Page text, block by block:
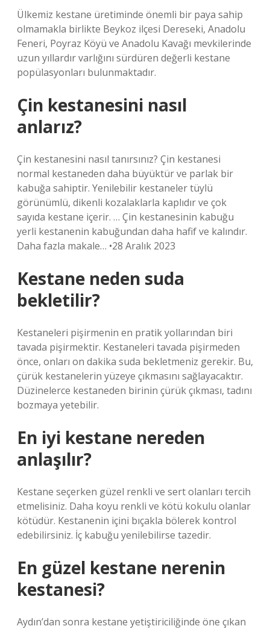
Ülkemiz kestane üretiminde önemli bir paya sahip
olmamakla birlikte Beykoz ilçesi Dereseki, Anadolu
Feneri, Poyraz Köyü ve Anadolu Kavağı mevkilerinde
uzun yıllardır varlığını sürdüren değerli kestane
popülasyonları bulunmaktadır.
Çin kestanesini nasıl
anlarız?
Çin kestanesini nasıl tanırsınız? Çin kestanesi
normal kestaneden daha büyüktür ve parlak bir
kabuğa sahiptir. Yenilebilir kestaneler tüylü
görünümlü, dikenli kozalaklarla kaplıdır ve çok
sayıda kestane içerir. … Çin kestanesinin kabuğu
yerli kestanenin kabuğundan daha hafif ve kalındır.
Daha fazla makale… •28 Aralık 2023
Kestane neden suda
bekletilir?
Kestaneleri pişirmenin en pratik yollarından biri
tavada pişirmektir. Kestaneleri tavada pişirmeden
önce, onları on dakika suda bekletmeniz gerekir. Bu,
çürük kestanelerin yüzeye çıkmasını sağlayacaktır.
Düzinelerce kestaneden birinin çürük çıkması, tadını
bozmaya yetebilir.
En iyi kestane nereden
anlaşılır?
Kestane seçerken güzel renkli ve sert olanları tercih
etmelisiniz. Daha koyu renkli ve kötü kokulu olanlar
kötüdür. Kestanenin içini bıçakla bölerek kontrol
edebilirsiniz. İç kabuğu yenilebilirse tazedir.
En güzel kestane nerenin
kestanesi?
Aydın’dan sonra kestane yetiştiriciliğinde öne çıkan